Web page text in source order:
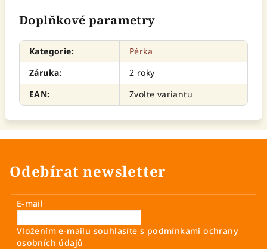
Doplňkové parametry
Kategorie:
Pérka
Záruka:
2 roky
EAN: Zvolte variantu
Odebírat newsletter
E-mail
Vložením e-mailu souhlasíte s podmínkami ochrany
osobních údajů